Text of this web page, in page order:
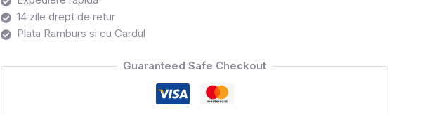
14 zile drept de retur
Plata Ramburs si cu Cardul
Guaranteed Safe Checkout